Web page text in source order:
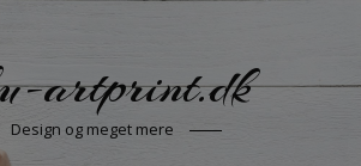
artprint.dk
Design og meget mere